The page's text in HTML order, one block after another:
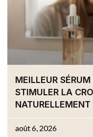
MEILLEUR
STIMULER LA
NATURELLEMENT
août 6, 2026